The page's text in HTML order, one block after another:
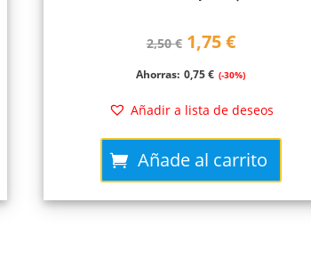
2,50€ El
precio
original
2,50 €.
1,75€El
precio
actual
1,75 €.
Ahorras: 0,75€ (-30%)
Añadir a lista de deseos
Añade al carrito